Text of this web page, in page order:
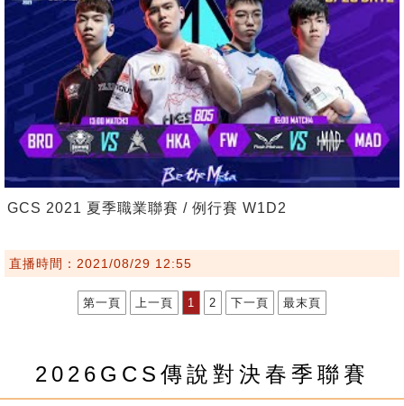
GCS 2021 夏季職業聯賽 / 例行賽 W1D2
直播時間：2021/08/29 12:55
第一頁 上一頁 1 2 下一頁 最末頁
2026GCS傳說對決春季聯賽